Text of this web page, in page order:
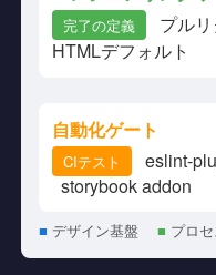
完了の定義 プル
HTMLデフォルト
自動化ゲート
CIテスト eslint-
storybook addon
■ デザイン基盤 ■ プロ